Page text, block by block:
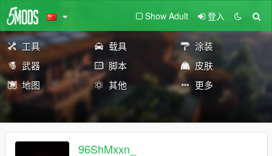
Show Adult 登入
工具 载具
涂装
武器
脚本
皮肤
地图
其他 更多
96ShMxxn_